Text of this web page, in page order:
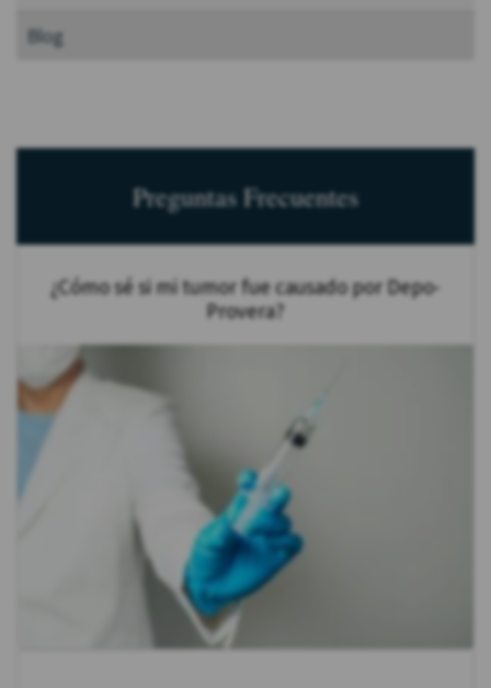
Blog
Preguntas Frecuentes
¿Cómo sé si mi tumor fue causado por Depo-
Provera?